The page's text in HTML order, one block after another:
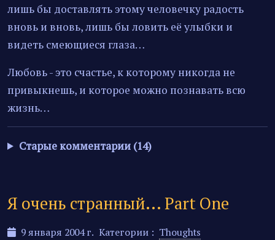
лишь бы доставлять этому человечку радость
вновь и вновь, лишь бы ловить её улыбки и
видеть смеющиеся глаза…
Любовь - это счастье, к которому никогда не
привыкнешь, и которое можно познавать всю
жизнь…
Старые комментарии (14)
Я очень странный... Part One
9 января 2004 г. Категории : Thoughts